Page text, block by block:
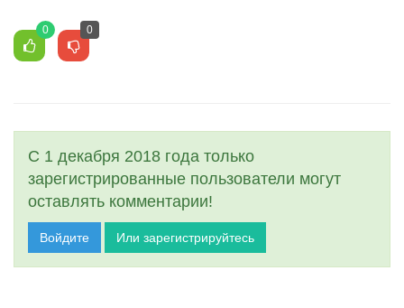
0 0
С 1 декабря 2018 года только
зарегистрированные пользователи могут
оставлять комментарии!
Войдите Или зарегистрируйтесь